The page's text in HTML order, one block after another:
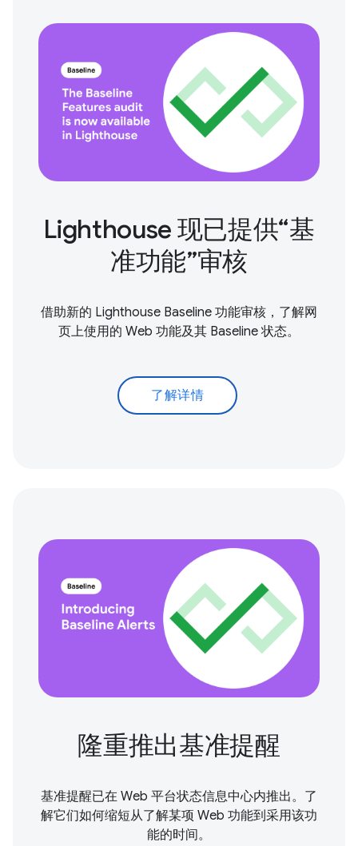
Lighthouse 现已提供“基
准功能”审核
借助新的 Lighthouse Baseline 功能审核，了解网
页上使用的 Web 功能及其 Baseline 状态。
了解详情
隆重推出基准提醒
基准提醒已在 Web 平台状态信息中心内推出。了
解它们如何缩短从了解某项 Web 功能到采用该功
能的时间。